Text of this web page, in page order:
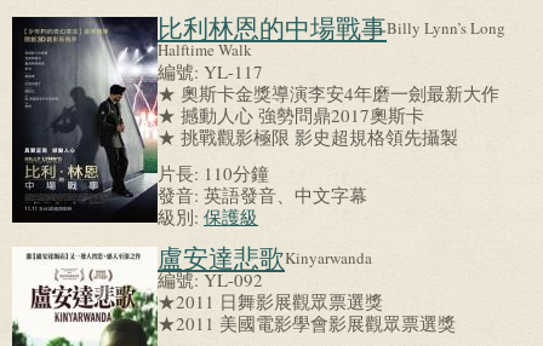
比利林恩的中場戰事Billy Lynn’s Long
Halftime Walk
編號: YL-117
★ 奧斯卡金獎導演李安4年磨一劍最新大作
★ 撼動人心 強勢問鼎2017奧斯卡
★ 挑戰觀影極限 影史超規格領先攝製
片長: 110分鐘
發音: 英語發音、中文字幕
級別: 保護級
盧安達悲歌Kinyarwanda
編號:YL-092
★2011 日舞影展觀眾票選獎
★2011 美國電影學會影展觀眾票選獎